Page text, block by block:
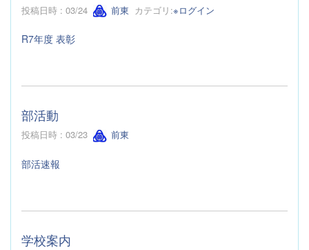
投稿日時 : 03/24 前東 カテゴリ:※ログイン
R7年度 表彰
部活動
投稿日時 : 03/23 前東
部活速報
学校案内